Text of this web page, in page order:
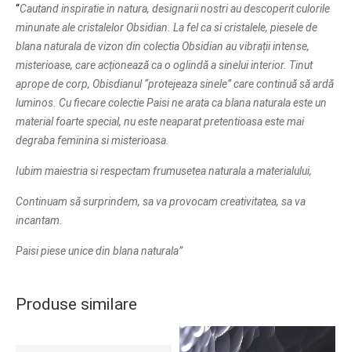
“Cautand inspiratie in natura, designarii nostri au descoperit culorile
minunate ale cristalelor Obsidian. La fel ca si cristalele, piesele de
blana naturala de vizon din colectia Obsidian au vibrații intense,
misterioase, care acționează ca o oglindă a sinelui interior. Tinut
aprope de corp, Obisdianul “protejeaza sinele” care continuă să ardă
luminos. Cu fiecare colectie Paisi ne arata ca blana naturala este un
material foarte special, nu este neaparat pretentioasa este mai
degraba feminina si misterioasa.
Iubim maiestria si respectam frumusetea naturala a materialului,
Continuam să surprindem, sa va provocam creativitatea, sa va
incantam.
Paisi piese unice din blana naturala”
Produse similare